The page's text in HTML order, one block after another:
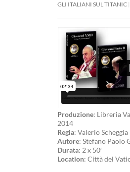
GLI ITALIANI SUL TITANIC
Produzione: Libreria
2014
Regia: Valerio Scheggia
Autore: Stefano Paolo
Durata: 2 x 50′
Location: Città del